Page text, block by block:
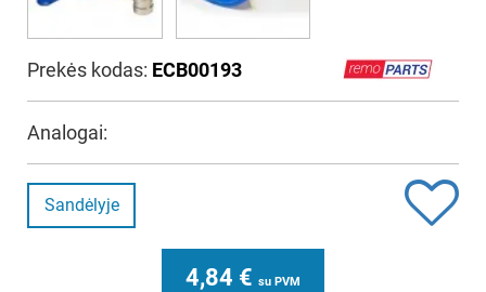
Prekės kodas: ECB00193
Analogai:
Sandėlyje
4,84 € su PVM